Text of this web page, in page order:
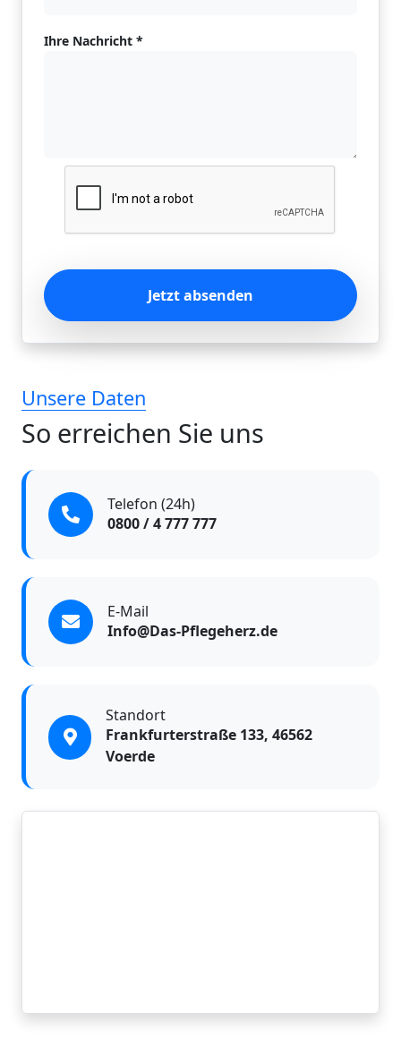
Ihre Nachricht *
Jetzt absenden
Unsere Daten
So erreichen Sie uns
Telefon (24h)
0800 / 4 777 777
E-Mail
Info@Das-Pflegeherz.de
Standort
Frankfurterstraße 133, 46562
Voerde